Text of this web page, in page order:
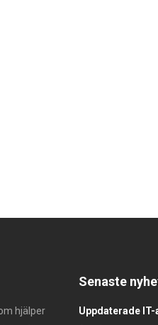
hjälper
Senaste
Uppdaterade IT-